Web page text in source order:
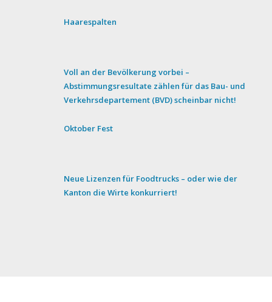
Haarespalten
Voll an der Bevölkerung vorbei –
Abstimmungsresultate zählen für das Bau- und
Verkehrsdepartement (BVD) scheinbar nicht!
Oktober Fest
Neue Lizenzen für Foodtrucks – oder wie der
Kanton die Wirte konkurriert!